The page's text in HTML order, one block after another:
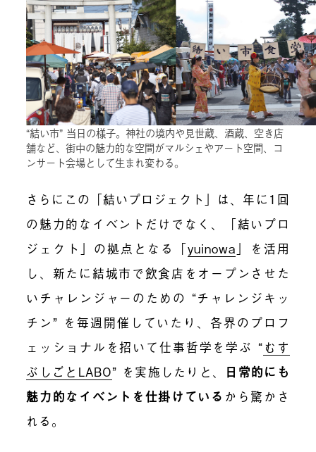
“結い市” 当日の様子。神社の境内や見世蔵、酒蔵、空き店
舗など、街中の魅力的な空間がマルシェやアート空間、コ
ンサート会場として生まれ変わる。
さらにこの「結いプロジェクト」は、年に1回
の魅力的なイベントだけでなく、「結いプロ
ジェクト」の拠点となる「yuinowa 」を活用
し、新たに結城市で飲食店をオープンさせた
いチャレンジャーのための “チャレンジキッ
チン” を毎週開催していたり、各界のプロフ
ェッショナルを招いて仕事哲学を学ぶ “むす
ぶしごとLABO” を実施したりと、
日常的にも
魅力的なイベントを仕掛けている から驚かさ
れる。